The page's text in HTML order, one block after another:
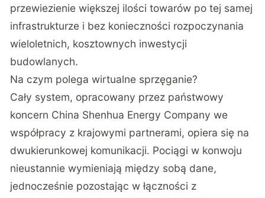
przewiezienie większej ilości towarów po tej samej
infrastrukturze i bez konieczności rozpoczynania
wieloletnich, kosztownych inwestycji
budowlanych.
Na czym polega wirtualne sprzęganie?
Cały system, opracowany przez państwowy
koncern China Shenhua Energy Company we
współpracy z krajowymi partnerami, opiera się na
dwukierunkowej komunikacji. Pociągi w konwoju
nieustannie wymieniają między sobą dane,
jednocześnie pozostając w łączności z